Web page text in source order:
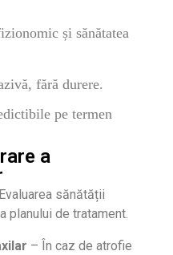
și sănătatea
fără durere.
pe termen
a
sănătății
planului de tratament.
– În caz de atrofie